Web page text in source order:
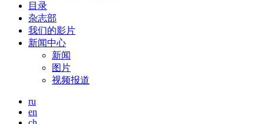
目录
杂志部
我们的影片
新闻中心
新闻
图片
视频报道
ru
en